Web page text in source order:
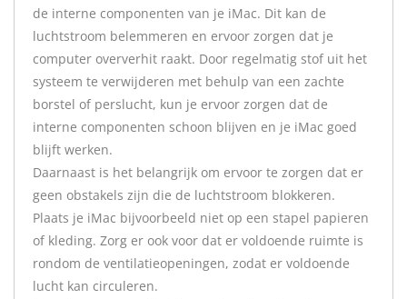
de interne componenten van je iMac. Dit kan de
luchtstroom belemmeren en ervoor zorgen dat je
computer oververhit raakt. Door regelmatig stof uit het
systeem te verwijderen met behulp van een zachte
borstel of perslucht, kun je ervoor zorgen dat de
interne componenten schoon blijven en je iMac goed
blijft werken.
Daarnaast is het belangrijk om ervoor te zorgen dat er
geen obstakels zijn die de luchtstroom blokkeren.
Plaats je iMac bijvoorbeeld niet op een stapel papieren
of kleding. Zorg er ook voor dat er voldoende ruimte is
rondom de ventilatieopeningen, zodat er voldoende
lucht kan circuleren.